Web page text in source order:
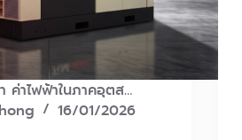
ค่าไฟฟ้าในภาคอุตส…
16/01/2026